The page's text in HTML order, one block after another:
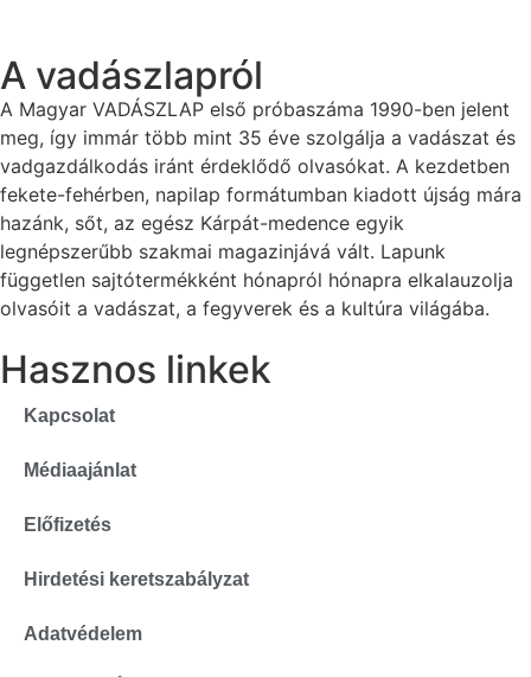
A vadászlapról
A Magyar VADÁSZLAP első próbaszáma 1990-ben jelent
meg, így immár több mint 35 éve szolgálja a vadászat és
vadgazdálkodás iránt érdeklődő olvasókat. A kezdetben
fekete-fehérben, napilap formátumban kiadott újság mára
hazánk, sőt, az egész Kárpát-medence egyik
legnépszerűbb szakmai magazinjává vált. Lapunk
független sajtótermékként hónapról hónapra elkalauzolja
olvasóit a vadászat, a fegyverek és a kultúra világába.
Hasznos linkek
Kapcsolat
Médiaajánlat
Előfizetés
Hirdetési keretszabályzat
Adatvédelem